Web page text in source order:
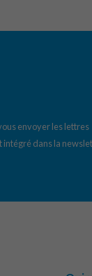
envoyer les lettres
intégré dans la